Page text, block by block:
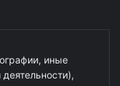
иные
деятельности),